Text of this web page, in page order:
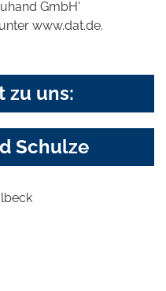
GmbH'
www.dat.de.
zu uns:
Schulze